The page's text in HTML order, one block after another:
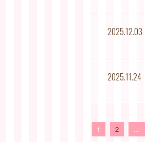
2025.12.03
2025.11.24
1 2 ...